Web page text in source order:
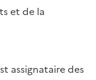
et de la
assignataire des